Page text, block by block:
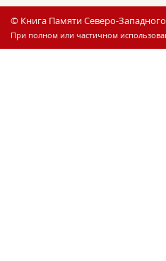
© Книга Памяти Северо-
При полном или частичном